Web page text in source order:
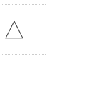
△